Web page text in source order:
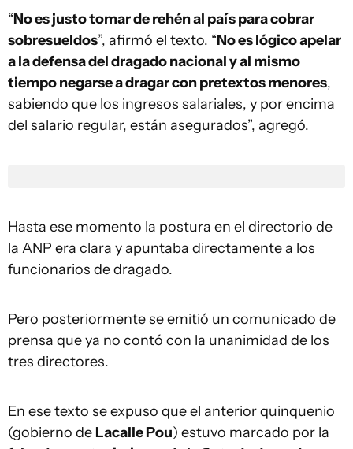
“No es justo tomar de rehén al país para cobrar
sobresueldos”, afirmó el texto. “No es lógico apelar
a la defensa del dragado nacional y al mismo
tiempo negarse a dragar con pretextos menores,
sabiendo que los ingresos salariales, y por encima
del salario regular, están asegurados”, agregó.
Hasta ese momento la postura en el directorio de
la ANP era clara y apuntaba directamente a los
funcionarios de dragado.
Pero posteriormente se emitió un comunicado de
prensa que ya no contó con la unanimidad de los
tres directores.
En ese texto se expuso que el anterior quinquenio
(gobierno de Lacalle Pou) estuvo marcado por la